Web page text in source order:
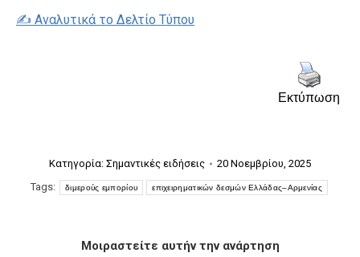
✍️ Αναλυτικά το Δελτίο Τύπου
Εκτύπωση
Κατηγορία: Σημαντικές ειδήσεις
20 Νοεμβρίου, 2025
Tags:
διμερούς εμπορίου επιχειρηματικών δεσμών Ελλάδας–Αρμενίας
Μοιραστείτε αυτήν την ανάρτηση